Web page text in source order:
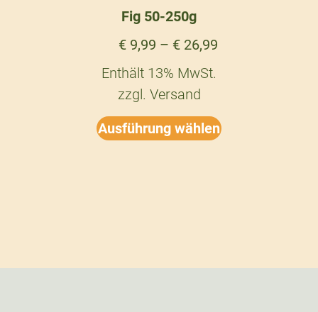
Fig 50-250g
€9,99 – €26,99
Enthält 13% MwSt.
zzgl. Versand
Ausführung wählen